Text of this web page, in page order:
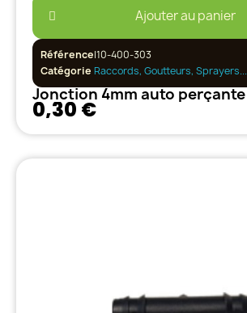
Ajouter au panier
RéférenceI10-400-303
Catégorie Raccords, Goutteurs, Sprayers...
Jonction 4mm auto perçante
0,30 €